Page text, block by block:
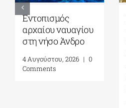
Εντοπισμός
αρχαίου ναυαγίου
στη νήσο Άνδρο
4 Αυγούστου, 2026 | 0
Comments